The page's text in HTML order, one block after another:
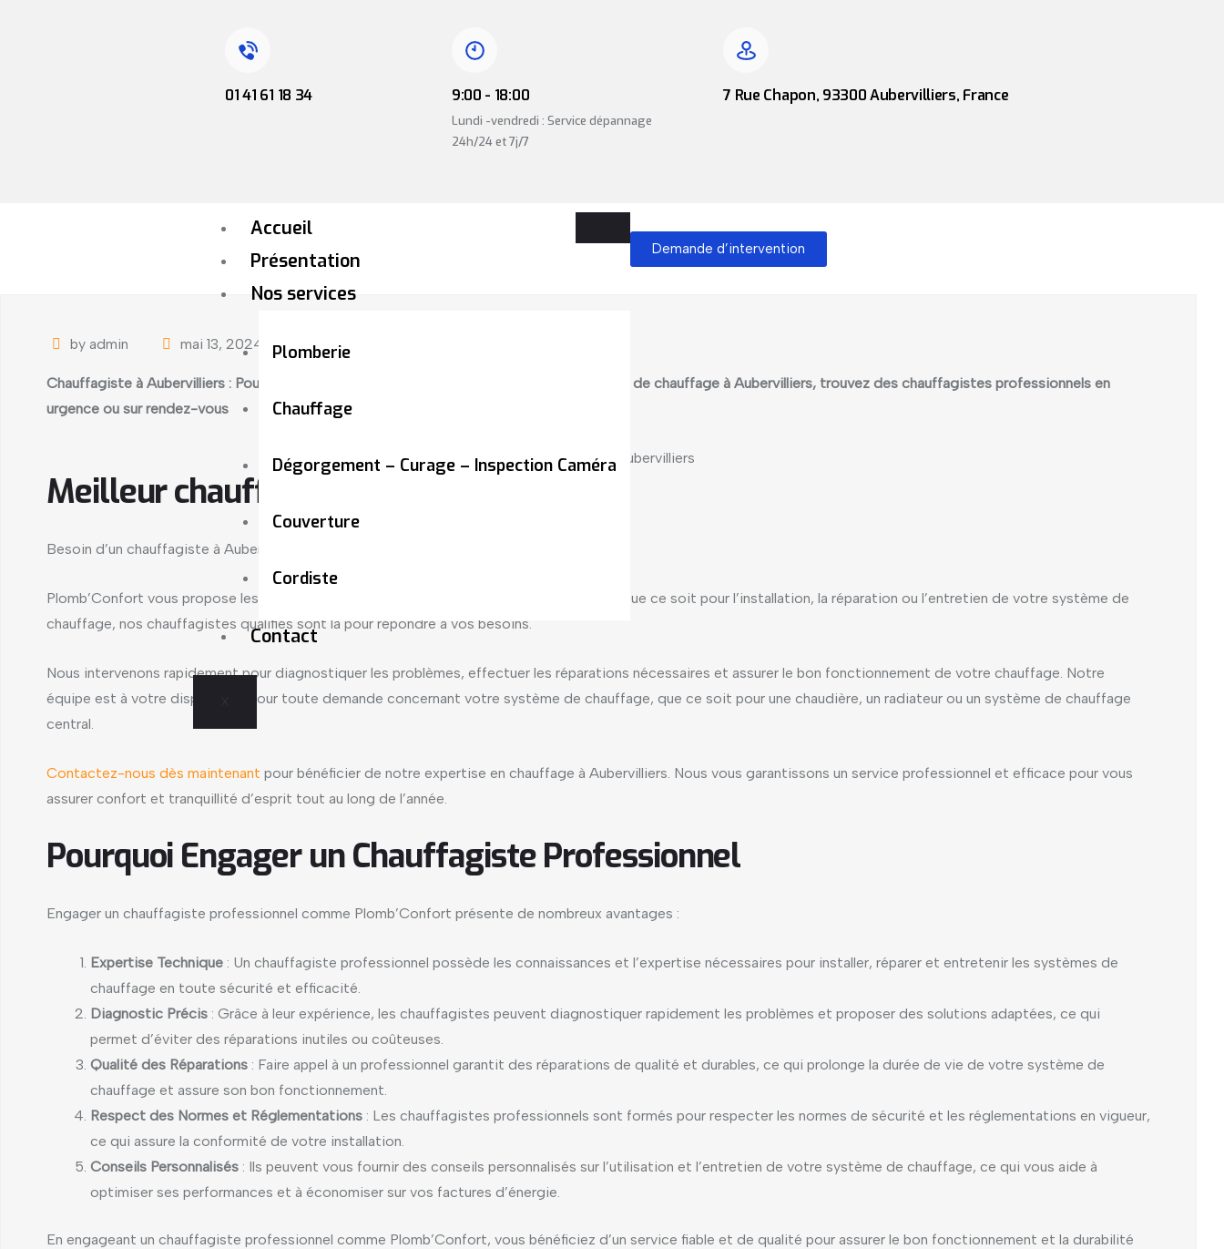
01 41 61 18 34 9:00 - 18:00
Lundi -vendredi : Service dépannage
24h/24 et 7j/7
7 Rue Chapon, 93300 Aubervilliers, France
Accueil
Présentation
Nos services
Plomberie
Chauffage
Dégorgement – Curage – Inspection Caméra
Couverture
Cordiste
Contact
Demande d’intervention
by admin mai 13, 2024 Uncategorized
Chauffagiste à Aubervilliers : Pour un entretien de chaudière, une installation ou réparation de chauffage à Aubervilliers, trouvez des chauffagistes professionnels en
urgence ou sur rendez-vous
Meilleur chauffagiste à Aubervilliers
Besoin d’un chauffagiste à Aubervilliers ? Faites confiance à Plomb’Confort !
Plomb’Confort vous propose les services d’un chauffagiste expérimenté à Aubervilliers. Que ce soit pour l’installation, la réparation ou l’entretien de votre système de
chauffage, nos chauffagistes qualifiés sont là pour répondre à vos besoins.
Nous intervenons rapidement pour diagnostiquer les problèmes, effectuer les réparations nécessaires et assurer le bon fonctionnement de votre chauffage. Notre
équipe est à votre disposition pour toute demande concernant votre système de chauffage, que ce soit pour une chaudière, un radiateur ou un système de chauffage
central.
Contactez-nous dès maintenant pour bénéficier de notre expertise en chauffage à Aubervilliers. Nous vous garantissons un service professionnel et efficace pour vous
assurer confort et tranquillité d’esprit tout au long de l’année.
Pourquoi Engager un Chauffagiste Professionnel
Engager un chauffagiste professionnel comme Plomb’Confort présente de nombreux avantages :
Expertise Technique : Un chauffagiste professionnel possède les connaissances et l’expertise nécessaires pour installer, réparer et entretenir les systèmes de
chauffage en toute sécurité et efficacité.
Diagnostic Précis : Grâce à leur expérience, les chauffagistes peuvent diagnostiquer rapidement les problèmes et proposer des solutions adaptées, ce qui
permet d’éviter des réparations inutiles ou coûteuses.
Qualité des Réparations : Faire appel à un professionnel garantit des réparations de qualité et durables, ce qui prolonge la durée de vie de votre système de
chauffage et assure son bon fonctionnement.
Respect des Normes et Réglementations : Les chauffagistes professionnels sont formés pour respecter les normes de sécurité et les réglementations en vigueur,
ce qui assure la conformité de votre installation.
Conseils Personnalisés : Ils peuvent vous fournir des conseils personnalisés sur l’utilisation et l’entretien de votre système de chauffage, ce qui vous aide à
optimiser ses performances et à économiser sur vos factures d’énergie.
En engageant un chauffagiste professionnel comme Plomb’Confort, vous bénéficiez d’un service fiable et de qualité pour assurer le bon fonctionnement et la durabilité